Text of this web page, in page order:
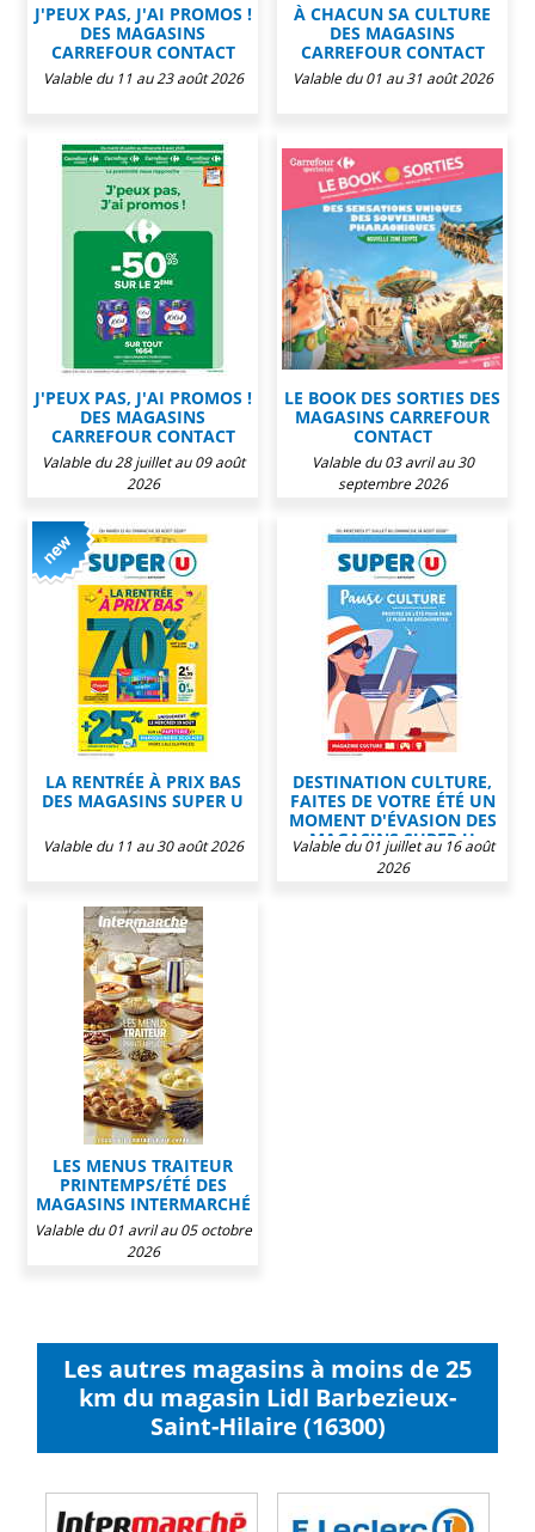
J'PEUX PAS, J'AI PROMOS !
DES MAGASINS
CARREFOUR CONTACT
Valable du 11 au 23 août 2026
À CHACUN SA CULTURE
DES MAGASINS
CARREFOUR CONTACT
Valable du 01 au 31 août 2026
J'PEUX PAS, J'AI PROMOS !
DES MAGASINS
CARREFOUR CONTACT
Valable du 28 juillet au 09 août
2026
LE BOOK DES SORTIES DES
MAGASINS CARREFOUR
CONTACT
Valable du 03 avril au 30
septembre 2026
LA RENTRÉE À PRIX BAS
DES MAGASINS SUPER U
Valable du 11 au 30 août 2026
DESTINATION CULTURE,
FAITES DE VOTRE ÉTÉ UN
MOMENT D'ÉVASION DES
MAGASINS SUPER U
Valable du 01 juillet au 16 août
2026
LES MENUS TRAITEUR
PRINTEMPS/ÉTÉ DES
MAGASINS INTERMARCHÉ
Valable du 01 avril au 05 octobre
2026
Les autres magasins à moins de 25
km du magasin Lidl Barbezieux-
Saint-Hilaire (16300)